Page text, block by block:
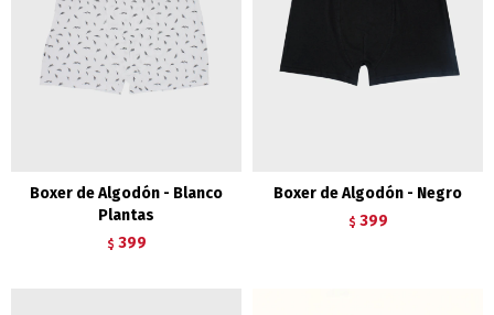
Boxer de Algodón - Blanco
Plantas
$ 399
Boxer de Algodón - Negro
$ 399